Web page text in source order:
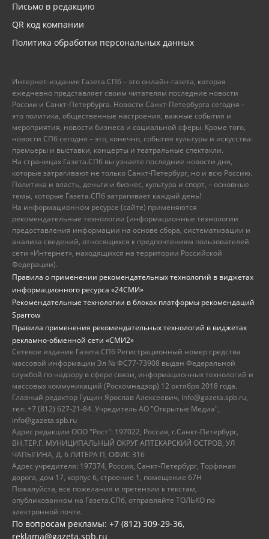
Письмо в редакцию
QR код компании
Политика обработки персональных данных
Интернет-издание Газета.СПб – это онлайн-газета, которая
ежедневно представляет своим читателям последние новости
России и Санкт-Петербурга. Новости Санкт-Петербурга сегодня –
это политика, общественные настроения, важные события и
мероприятия, новости бизнеса и социальной сферы. Кроме того,
новости СПб сегодня – это, конечно, события культуры и искусства:
премьеры и выставки, концерты и театральные спектакли.
На страницах Газета.СПб вы узнаете последние новости дня,
которые затрагивают не только Санкт-Петербург, но и всю Россию.
Политика и власть, деньги и бизнес, культура и спорт, – основные
темы, которые Газета.СПб затрагивает каждый день!
На информационном ресурсе (сайте) применяются
рекомендательные технологии (информационные технологии
предоставления информации на основе сбора, систематизации и
анализа сведений, относящихся к предпочтениям пользователей
сети «Интернет», находящихся на территории Российской
Федерации).
Правила о применении рекомендательных технологий в виджетах
информационного ресурса «24СМИ»
Рекомендательные технологии в блоках платформы рекомендаций
Sparrow
Правила применения рекомендательных технологий в виджетах
рекламно-обменной сети «СМИ2»
Сетевое издание Газета.СПб Регистрационный номер средства
массовой информации Эл № ФС77-73908 выдан Федеральной
службой по надзору в сфере связи, информационных технологий и
массовых коммуникаций (Роскомнадзор) 12 октября 2018 года.
Главный редактор Гущин Ярослав Алексеевич, info@gazeta.spb.ru,
тел: +7 (812) 627-21-84. Учредитель АО "Открытые Медиа",
info@gazeta.spb.ru
Адрес редакции ООО "Рост": 197022, Россия, г.Санкт-Петербург,
ВН.ТЕР.Г. МУНИЦИПАЛЬНЫЙ ОКРУГ АПТЕКАРСКИЙ ОСТРОВ, УЛ
ЧАПЫГИНА, Д. 6 ЛИТЕРА П, ОФИС 316
Адрес учредителя: 197374, Россия, Санкт-Петербург, Торфяная
дорога, дом 17, корпус 6, строение 1, помещение 67Н
Пожалуйста, все пожелания и претензии к текстам,
опубликованном на Газета.СПб, отправляйте ТОЛЬКО по
электронной почте.
По вопросам рекламы: +7 (812) 309-29-36,
reklama@gazeta.spb.ru